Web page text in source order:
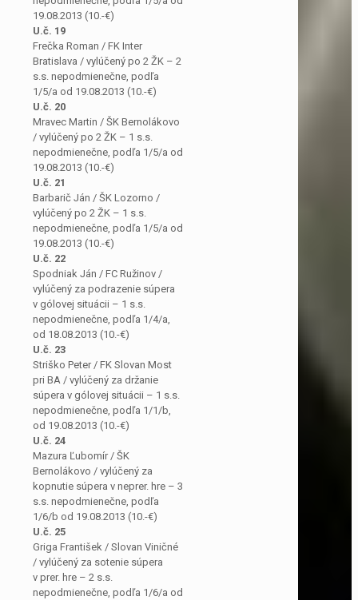
19.08.2013 (10.-€)
U.č. 19
Frečka Roman / FK Inter
Bratislava / vylúčený po 2 ŽK – 2
s.s. nepodmienečne, podľa
1/5/a od 19.08.2013 (10.-€)
U.č. 20
Mravec Martin / ŠK Bernolákovo
/ vylúčený po 2 ŽK – 1 s.s.
nepodmienečne, podľa 1/5/a od
19.08.2013 (10.-€)
U.č. 21
Barbarič Ján / ŠK Lozorno /
vylúčený po 2 ŽK – 1 s.s.
nepodmienečne, podľa 1/5/a od
19.08.2013 (10.-€)
U.č. 22
Spodniak Ján / FC Ružinov /
vylúčený za podrazenie súpera
v gólovej situácii – 1 s.s.
nepodmienečne, podľa 1/4/a,
od 18.08.2013 (10.-€)
U.č. 23
Striško Peter / FK Slovan Most
pri BA / vylúčený za držanie
súpera v gólovej situácii – 1 s.s.
nepodmienečne, podľa 1/1/b,
od 19.08.2013 (10.-€)
U.č. 24
Mazura Ľubomír / ŠK
Bernolákovo / vylúčený za
kopnutie súpera v neprer. hre – 3
s.s. nepodmienečne, podľa
1/6/b od 19.08.2013 (10.-€)
U.č. 25
Griga František / Slovan Viničné
/ vylúčený za sotenie súpera
v prer. hre – 2 s.s.
nepodmienečne, podľa 1/6/a od